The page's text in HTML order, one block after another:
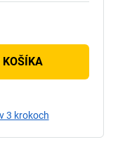
KOŠÍKA
3 krokoch